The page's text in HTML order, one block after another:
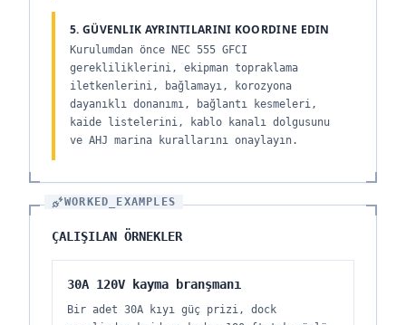
5. GÜVENLIK AYRINTILARINI KOORDINE EDIN
Kurulumdan önce NEC 555 GFCI
gerekliliklerini, ekipman topraklama
iletkenlerini, bağlamayı, korozyona
dayanıklı donanımı, bağlantı kesmeleri,
kaide listelerini, kablo kanalı dolgusunu
ve AHJ marina kurallarını onaylayın.
WORKED_EXAMPLES
ÇALIŞILAN ÖRNEKLER
30A 120V kayma branşmanı
Bir adet 30A kıyı güç prizi, dock